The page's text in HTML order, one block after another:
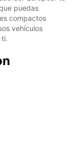
puedas
compactos
vehículos